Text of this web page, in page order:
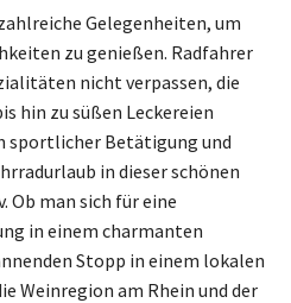
Gelegenheiten, um
zu genießen. Radfahrer
nicht verpassen, die
hin zu süßen Leckereien
sportlicher Betätigung und
in dieser schönen
Ob man sich für eine
in einem charmanten
Stopp in einem lokalen
Weinregion am Rhein und der